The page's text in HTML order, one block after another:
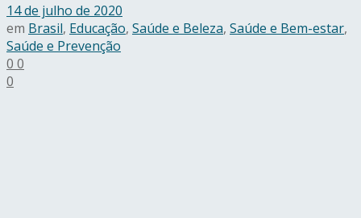
14 de julho de 2020
em Brasil, Educação, Saúde e Beleza, Saúde e Bem-estar,
Saúde e Prevenção
0 0
0